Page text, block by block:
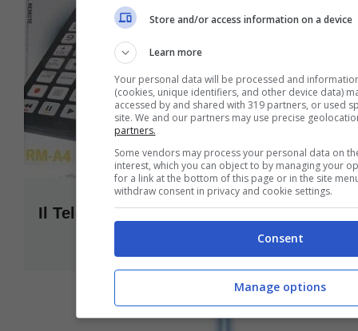
Il Telecomando universale gigante
Febbraio 2, 2009
Store and/or access information on a device
Learn more
Your personal data will be processed and
(cookies, unique identifiers, and other device data)
accessed by and shared with 319 partners, or used
site. We and our partners may use precise
partners.
Some vendors may process your personal data on
interest, which you can object to by managing your
for a link at the bottom of this page or in the site
withdraw consent in privacy and cookie settings.
Consent
Manage options